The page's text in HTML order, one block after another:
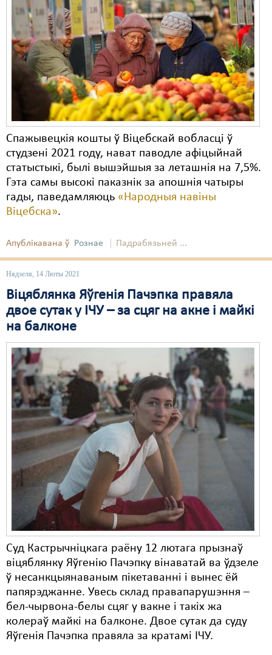
Спажывецкія кошты ў Віцебскай вобласці ў
студзені 2021 году, нават паводле афіцыйнай
статыстыкі, былі вышэйшыя за леташнія на 7,5%.
Гэта самы высокі паказнік за апошнія чатыры
гады, паведамляюць «Народныя навіны
Віцебска».
Апублікавана ў Рознае Падрабязьней ...
Нядзеля, 14 Люты 2021
Віцяблянка Яўгенія Пачэпка правяла
двое сутак у ІЧУ – за сцяг на акне і майкі
на балконе
Суд Кастрычніцкага раёну 12 лютага прызнаў
віцяблянку Яўгенію Пачэпку вінаватай ва ўдзеле
ў несанкцыянаваным пікетаванні і вынес ёй
папярэджанне. Увесь склад правапарушэння –
бел-чырвона-белы сцяг у вакне і такіх жа
колераў майкі на балконе. Двое сутак да суду
Яўгенія Пачэпка правяла за кратамі ІЧУ.